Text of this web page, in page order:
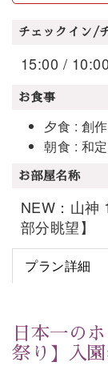
チェックイン/
15:00 / 10:00
お食事
夕食 : 創
朝食 : 和
お部屋名称
NEW：山神
部分眺望】
プラン詳細
日本一の
祭り】入